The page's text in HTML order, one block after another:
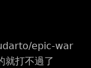
epic-war
就打不過了